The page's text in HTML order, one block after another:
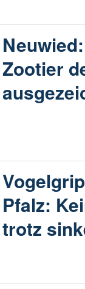
Zootier
Pfalz:
trotz